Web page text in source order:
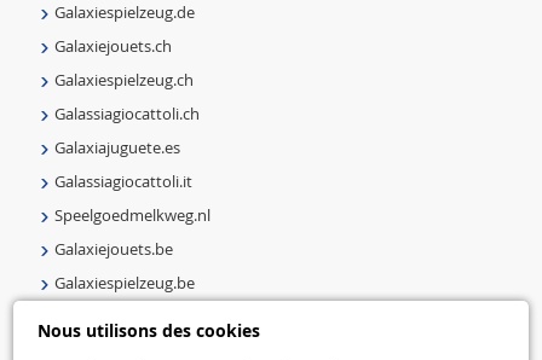
Nous utilisons des cookies
Galaxiespielzeug.de
Galaxiejouets.ch
Galaxiespielzeug.ch
Galassiagiocattoli.ch
Galaxiajuguete.es
Galassiagiocattoli.it
Speelgoedmelkweg.nl
Galaxiejouets.be
Galaxiespielzeug.be